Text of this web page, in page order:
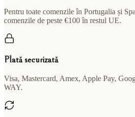
Pentru toate comenzile în Portugalia și
comenzile de peste €100 în restul UE.
Plată securizată
Visa, Mastercard, Amex, Apple Pay,
WAY.